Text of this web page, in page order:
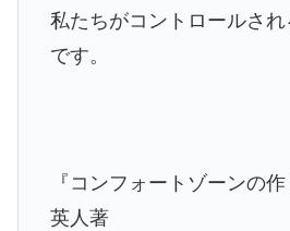
私たちがコントロールさ
です。
『コンフォートゾーンの
英人著